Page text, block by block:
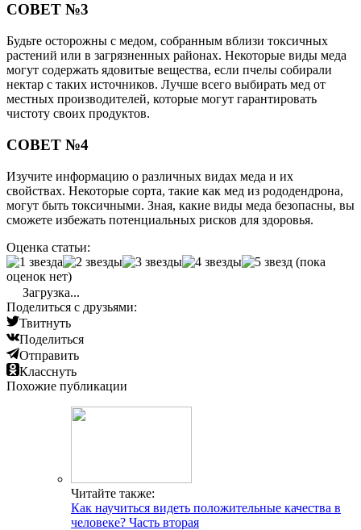
СОВЕТ №3
Будьте осторожны с медом, собранным вблизи токсичных
растений или в загрязненных районах. Некоторые виды меда
могут содержать ядовитые вещества, если пчелы собирали
нектар с таких источников. Лучше всего выбирать мед от
местных производителей, которые могут гарантировать
чистоту своих продуктов.
СОВЕТ №4
Изучите информацию о различных видах меда и их
свойствах. Некоторые сорта, такие как мед из рододендрона,
могут быть токсичными. Зная, какие виды меда безопасны, вы
сможете избежать потенциальных рисков для здоровья.
Оценка статьи:
(пока
оценок нет)
Загрузка...
Поделиться с друзьями:
Твитнуть
Поделиться
Отправить
Класснуть
Похожие публикации
Читайте также:
Как научиться видеть положительные качества в
человеке? Часть вторая